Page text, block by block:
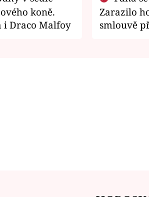
koně.
i Draco Malfoy
Zarazilo
smlouvě